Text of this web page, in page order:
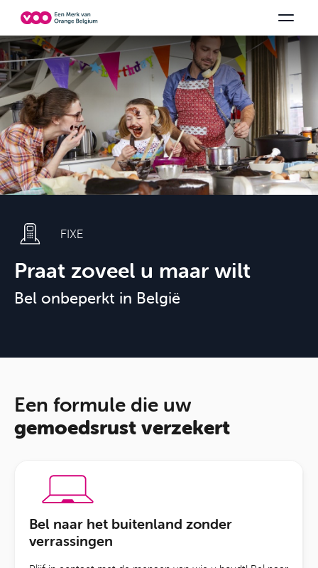
Kies uw combinatie Aanbiedingen bekijken
TV-zenders Be tv Orange Sports Family Fun
FIXE
Praat zoveel u maar wilt
Bel onbeperkt in België
Een formule die uw
gemoedsrust verzekert
Bel naar het buitenland zonder
verrassingen